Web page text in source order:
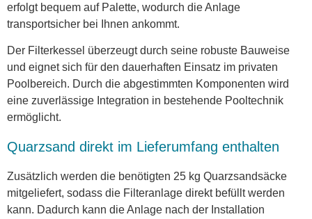
erfolgt bequem auf Palette, wodurch die Anlage
transportsicher bei Ihnen ankommt.
Der Filterkessel überzeugt durch seine robuste Bauweise
und eignet sich für den dauerhaften Einsatz im privaten
Poolbereich. Durch die abgestimmten Komponenten wird
eine zuverlässige Integration in bestehende Pooltechnik
ermöglicht.
Quarzsand direkt im Lieferumfang enthalten
Zusätzlich werden die benötigten 25 kg Quarzsandsäcke
mitgeliefert, sodass die Filteranlage direkt befüllt werden
kann. Dadurch kann die Anlage nach der Installation